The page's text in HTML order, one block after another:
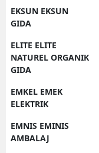
EKSUN EKSUN
GIDA
ELITE ELITE
NATUREL ORGANIK
GIDA
EMKEL EMEK
ELEKTRIK
EMNIS EMINIS
AMBALAJ